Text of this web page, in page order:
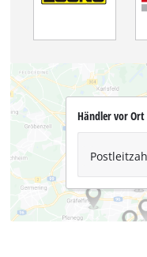
Händler vor Ort